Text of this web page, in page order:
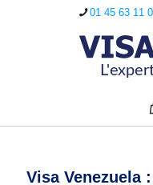
01 45 63 11
Visa Venezuela